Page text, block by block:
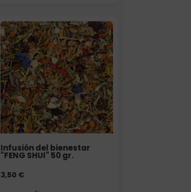
Infusión del bienestar
"FENG SHUI" 50 gr.
3,50 €
Elige: Peso/formato